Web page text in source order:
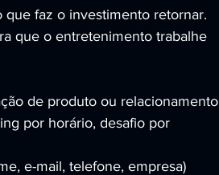
faz o investimento retornar.
que o entretenimento trabalhe
de produto ou relacionamento
por horário, desafio por
e-mail, telefone, empresa)